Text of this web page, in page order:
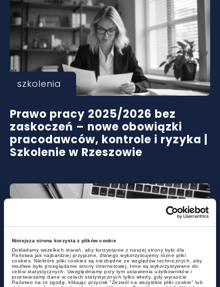
Niniejsza strona korzysta z plików cookie
Dokładamy wszelkich starań, aby korzystanie z naszej strony było dla
Państwa jak najbardziej przyjazne, dlatego wykorzystujemy różne pliki
cookies. Niektóre pliki cookies są niezbędne ze względów technicznych, aby
możliwe było przeglądanie strony internetowej. Inne są wykorzystywane do
celów statystycznych. Uwzględniamy przy tym ustawienia użytkowników i
przetwarzamy dane w celach statystycznych tylko wtedy, gdy wyrazicie
Państwo na to zgodę, klikając przycisk "Zezwól na wszystkie pliki cookie" lub
szkolenia
Prawo pracy 2025/2026 bez
zaskoczeń – nowe obowiązki
pracodawców, kontrole i ryzyka |
Szkolenie w Rzeszowie
aktualności